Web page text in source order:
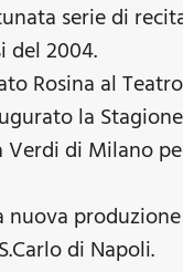
serie di
del 2004.
Rosina al
la
di Milano
di Napoli.